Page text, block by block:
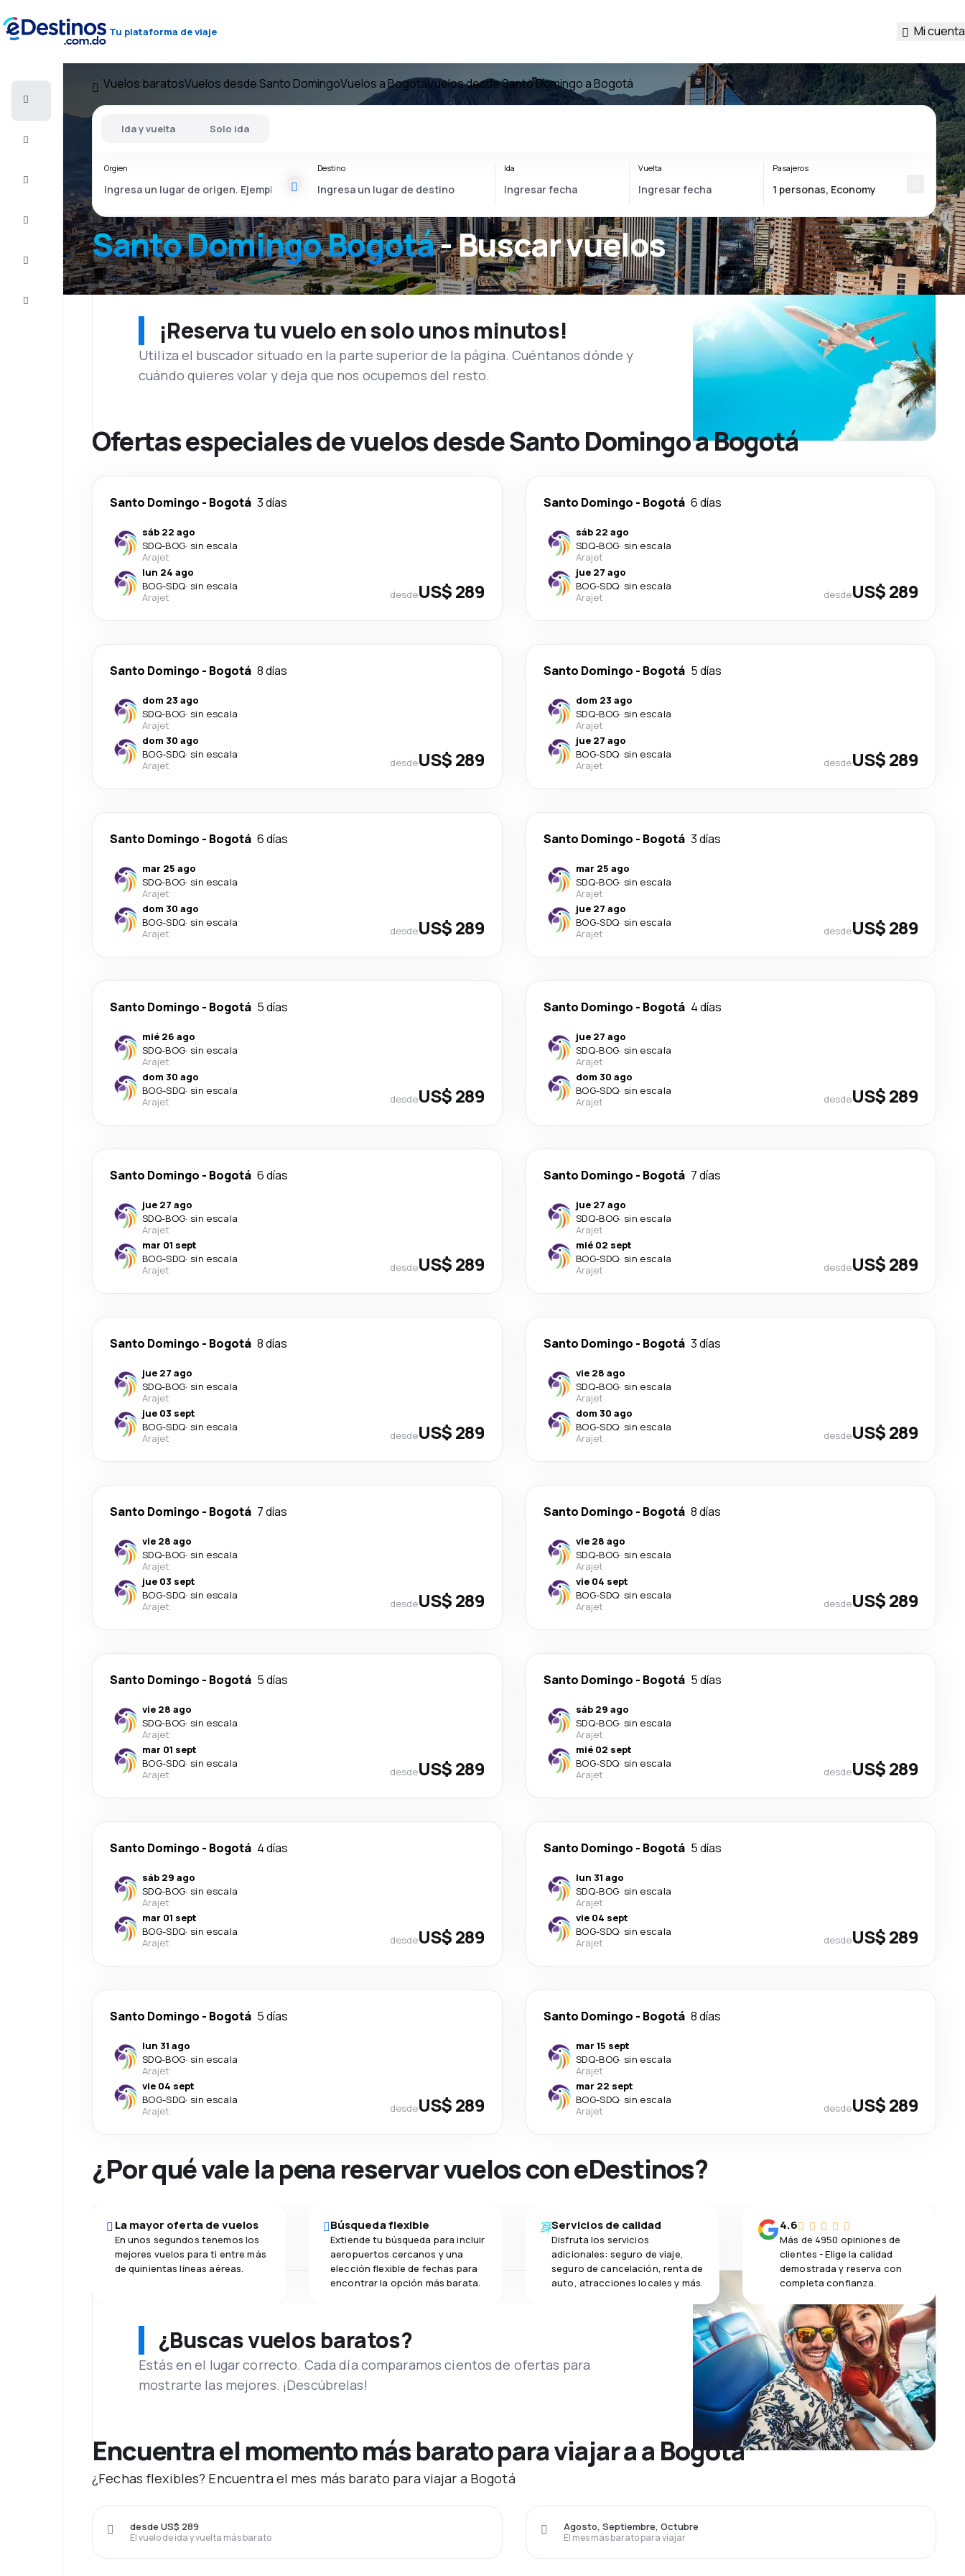
Tu plataforma de viaje Mi cuenta
Completa
el viaje
Inspiración
y consejos
Atención
Vuelos baratosVuelos desde Santo DomingoVuelos a BogotáVuelos desde Santo Domingo a Bogotá
Santo Domingo Bogotá- Buscar vuelos
Ida y vuelta Solo ida
Orgien Destino Ida Vuelta Pasajeros
¡Reserva tu vuelo en solo unos minutos!
Utiliza el buscador situado en la parte superior de la página. Cuéntanos dónde y
cuándo quieres volar y deja que nos ocupemos del resto.
Ofertas especiales de vuelos desde Santo Domingo a Bogotá
Santo Domingo - Bogotá 3 días
sáb 22 ago
SDQ-BOG· sin escala
Arajet
lun 24 ago
BOG-SDQ· sin escala
Arajet
desdeUS$ 289
Santo Domingo - Bogotá 6 días
sáb 22 ago
SDQ-BOG· sin escala
Arajet
jue 27 ago
BOG-SDQ· sin escala
Arajet
desdeUS$ 289
Santo Domingo - Bogotá 8 días
dom 23 ago
SDQ-BOG· sin escala
Arajet
dom 30 ago
BOG-SDQ· sin escala
Arajet
desdeUS$ 289
Santo Domingo - Bogotá 5 días
dom 23 ago
SDQ-BOG· sin escala
Arajet
jue 27 ago
BOG-SDQ· sin escala
Arajet
desdeUS$ 289
Santo Domingo - Bogotá 6 días
mar 25 ago
SDQ-BOG· sin escala
Arajet
dom 30 ago
BOG-SDQ· sin escala
Arajet
desdeUS$ 289
Santo Domingo - Bogotá 3 días
mar 25 ago
SDQ-BOG· sin escala
Arajet
jue 27 ago
BOG-SDQ· sin escala
Arajet
desdeUS$ 289
Santo Domingo - Bogotá 5 días
mié 26 ago
SDQ-BOG· sin escala
Arajet
dom 30 ago
BOG-SDQ· sin escala
Arajet
desdeUS$ 289
Santo Domingo - Bogotá 4 días
jue 27 ago
SDQ-BOG· sin escala
Arajet
dom 30 ago
BOG-SDQ· sin escala
Arajet
desdeUS$ 289
Santo Domingo - Bogotá 6 días
jue 27 ago
SDQ-BOG· sin escala
Arajet
mar 01 sept
BOG-SDQ· sin escala
Arajet
desdeUS$ 289
Santo Domingo - Bogotá 7 días
jue 27 ago
SDQ-BOG· sin escala
Arajet
mié 02 sept
BOG-SDQ· sin escala
Arajet
desdeUS$ 289
Santo Domingo - Bogotá 8 días
jue 27 ago
SDQ-BOG· sin escala
Arajet
jue 03 sept
BOG-SDQ· sin escala
Arajet
desdeUS$ 289
Santo Domingo - Bogotá 3 días
vie 28 ago
SDQ-BOG· sin escala
Arajet
dom 30 ago
BOG-SDQ· sin escala
Arajet
desdeUS$ 289
Santo Domingo - Bogotá 7 días
vie 28 ago
SDQ-BOG· sin escala
Arajet
jue 03 sept
BOG-SDQ· sin escala
Arajet
desdeUS$ 289
Santo Domingo - Bogotá 8 días
vie 28 ago
SDQ-BOG· sin escala
Arajet
vie 04 sept
BOG-SDQ· sin escala
Arajet
desdeUS$ 289
Santo Domingo - Bogotá 5 días
vie 28 ago
SDQ-BOG· sin escala
Arajet
mar 01 sept
BOG-SDQ· sin escala
Arajet
desdeUS$ 289
Santo Domingo - Bogotá 5 días
sáb 29 ago
SDQ-BOG· sin escala
Arajet
mié 02 sept
BOG-SDQ· sin escala
Arajet
desdeUS$ 289
Santo Domingo - Bogotá 4 días
sáb 29 ago
SDQ-BOG· sin escala
Arajet
mar 01 sept
BOG-SDQ· sin escala
Arajet
desdeUS$ 289
Santo Domingo - Bogotá 5 días
lun 31 ago
SDQ-BOG· sin escala
Arajet
vie 04 sept
BOG-SDQ· sin escala
Arajet
desdeUS$ 289
Santo Domingo - Bogotá 5 días
lun 31 ago
SDQ-BOG· sin escala
Arajet
vie 04 sept
BOG-SDQ· sin escala
Arajet
desdeUS$ 289
Santo Domingo - Bogotá 8 días
mar 15 sept
SDQ-BOG· sin escala
Arajet
mar 22 sept
BOG-SDQ· sin escala
Arajet
desdeUS$ 289
¿Por qué vale la pena reservar vuelos con eDestinos?
La mayor oferta de vuelos
En unos segundos tenemos los
mejores vuelos para ti entre más
de quinientas líneas aéreas.
Búsqueda flexible
Extiende tu búsqueda para incluir
aeropuertos cercanos y una
elección flexible de fechas para
encontrar la opción más barata.
Servicios de calidad
Disfruta los servicios
adicionales: seguro de viaje,
seguro de cancelación, renta de
auto, atracciones locales y más.
4.6
Más de 4950 opiniones de
clientes - Elige la calidad
demostrada y reserva con
completa confianza.
¿Buscas vuelos baratos?
Estás en el lugar correcto. Cada día comparamos cientos de ofertas para
mostrarte las mejores. ¡Descúbrelas!
Encuentra el momento más barato para viajar a a Bogotá
¿Fechas flexibles? Encuentra el mes más barato para viajar a Bogotá
El vuelo de ida y vuelta más barato
desde US$ 289
El mes más barato para viajar
Agosto, Septiembre, Octubre